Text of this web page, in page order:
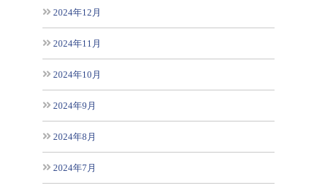
2024年12月
2024年11月
2024年10月
2024年9月
2024年8月
2024年7月